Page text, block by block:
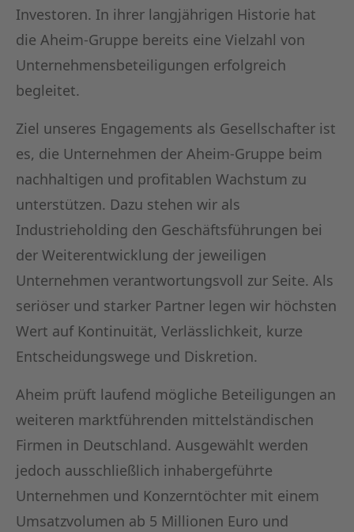
Investoren. In ihrer langjährigen Historie hat
die Aheim-Gruppe bereits eine Vielzahl von
Unternehmensbeteiligungen erfolgreich
begleitet.
Ziel unseres Engagements als Gesellschafter ist
es, die Unternehmen der Aheim-Gruppe beim
nachhaltigen und profitablen Wachstum zu
unterstützen. Dazu stehen wir als
Industrieholding den Geschäftsführungen bei
der Weiterentwicklung der jeweiligen
Unternehmen verantwortungsvoll zur Seite. Als
seriöser und starker Partner legen wir höchsten
Wert auf Kontinuität, Verlässlichkeit, kurze
Entscheidungswege und Diskretion.
Aheim prüft laufend mögliche Beteiligungen an
weiteren marktführenden mittelständischen
Firmen in Deutschland. Ausgewählt werden
jedoch ausschließlich inhabergeführte
Unternehmen und Konzerntöchter mit einem
Umsatzvolumen ab 5 Millionen Euro und